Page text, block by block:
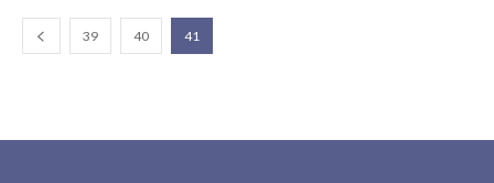
39 40 41